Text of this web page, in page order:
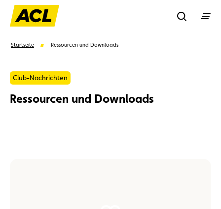
Rechercher
Startseite Ressourcen und Downloads
Club-Nachrichten
Ressourcen und Downloads